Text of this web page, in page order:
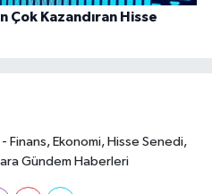
Çok Kazandıran Hisse
Finans, Ekonomi, Hisse Senedi,
Gündem Haberleri